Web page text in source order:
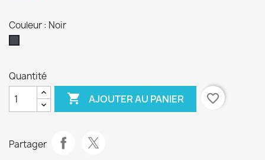
Couleur : Noir
Quantité
 AJOUTER AU PANIER favorite_border
Partager